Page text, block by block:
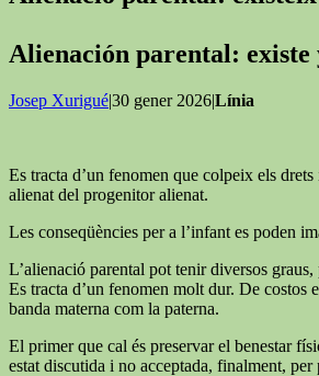
Alienación parental: existe
Josep Xurigué|30 gener 2026|Línia
Es tracta d’un fenomen que colpeix els
alienat del progenitor alienat.
Les conseqüències per a l’infant es poden
L’alienació parental pot tenir diversos
Es tracta d’un fenomen molt dur. De
banda materna com la paterna.
El primer que cal és preservar el benestar
estat discutida i no acceptada, finalment,